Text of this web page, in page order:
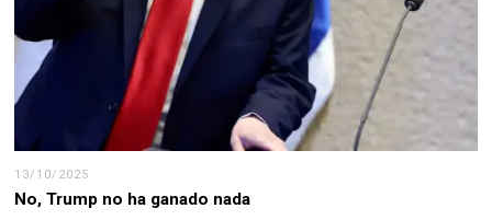
13/10/2025
No, Trump no ha ganado nada